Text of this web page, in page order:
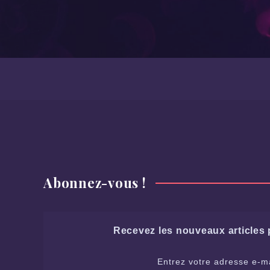
Abonnez-vous !
Recevez les nouveaux articles